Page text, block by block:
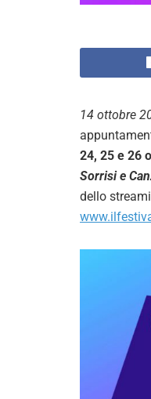
14 ottobre
24, 25 e 26
Sorrisi e
dello